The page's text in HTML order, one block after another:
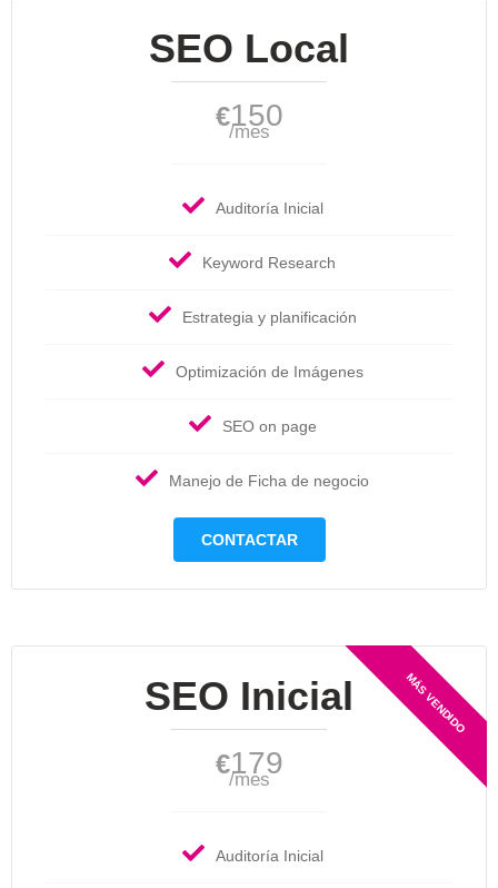
SEO Local
€150
/mes
Auditoría Inicial
Keyword Research
Estrategia y planificación
Optimización de Imágenes
SEO on page
Manejo de Ficha de negocio
CONTACTAR
SEO Inicial
€179
/mes
Auditoría Inicial